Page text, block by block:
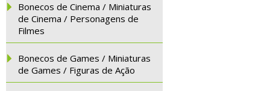
Bonecos de Cinema / Miniaturas
de Cinema / Personagens de
Filmes
Bonecos de Games / Miniaturas
de Games / Figuras de Ação